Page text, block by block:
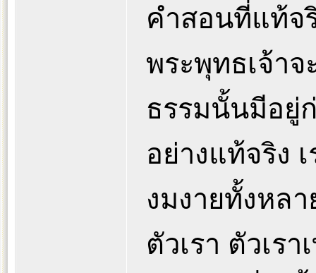
คำสอนที่แท้จ
พระพุทธเจ้า
ธรรมนั้นมีอยู่
อย่างแท้จริง
งมงายทั้งหลา
ตัวเรา ตัวเร